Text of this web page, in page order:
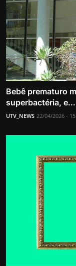
Bebê prematuro
superbactéria, e...
UTV_NEWS 22/04/2026 -